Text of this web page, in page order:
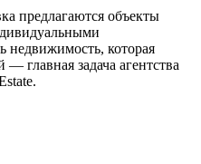
предлагаются объекты
недвижимость, которая
главная задача агентства